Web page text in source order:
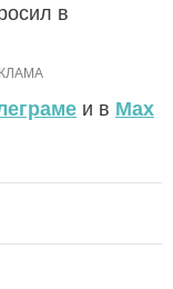
в
и в Max